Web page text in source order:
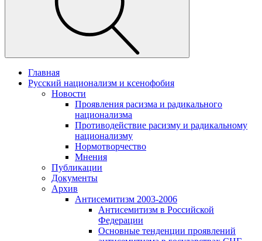
Главная
Русский национализм и ксенофобия
Новости
Проявления расизма и радикального
национализма
Противодействие расизму и радикальному
национализму
Нормотворчество
Мнения
Публикации
Документы
Архив
Антисемитизм 2003-2006
Антисемитизм в Российской
Федерации
Основные тенденции проявлений